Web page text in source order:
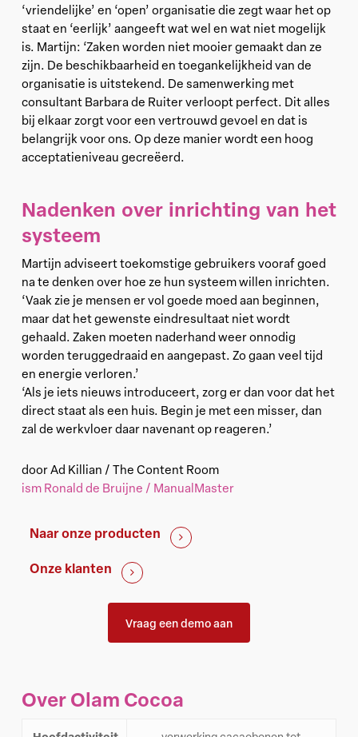
‘vriendelijke’ en ‘open’ organisatie die zegt waar het op
staat en ‘eerlijk’ aangeeft wat wel en wat niet mogelijk
is. Martijn: ‘Zaken worden niet mooier gemaakt dan ze
zijn. De beschikbaarheid en toegankelijkheid van de
organisatie is uitstekend. De samenwerking met
consultant Barbara de Ruiter verloopt perfect. Dit alles
bij elkaar zorgt voor een vertrouwd gevoel en dat is
belangrijk voor ons. Op deze manier wordt een hoog
acceptatieniveau gecreëerd.
Nadenken over inrichting van het
systeem
Martijn adviseert toekomstige gebruikers vooraf goed
na te denken over hoe ze hun systeem willen inrichten.
‘Vaak zie je mensen er vol goede moed aan beginnen,
maar dat het gewenste eindresultaat niet wordt
gehaald. Zaken moeten naderhand weer onnodig
worden teruggedraaid en aangepast. Zo gaan veel tijd
en energie verloren.’
‘Als je iets nieuws introduceert, zorg er dan voor dat het
direct staat als een huis. Begin je met een misser, dan
zal de werkvloer daar navenant op reageren.’
door Ad Killian / The Content Room
ism Ronald de Bruijne / ManualMaster
Naar onze producten
Onze klanten
Vraag een demo aan
Over Olam Cocoa